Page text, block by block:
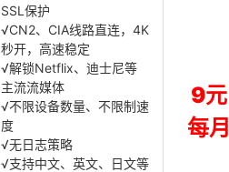
SSL保护
√CN2、CIA线路直连，4K
秒开，高速稳定
√解锁Netflix、迪士尼等
主流流媒体
√不限设备数量、不限制速
度
√无日志策略
√支持中文、英文、日文等
9元
每月